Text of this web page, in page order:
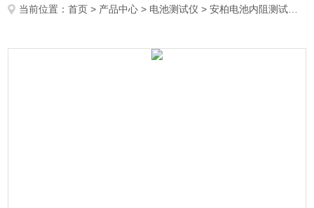
当前位置：首页 > 产品中心 > 电池测试仪 >安柏电池内阻测试仪